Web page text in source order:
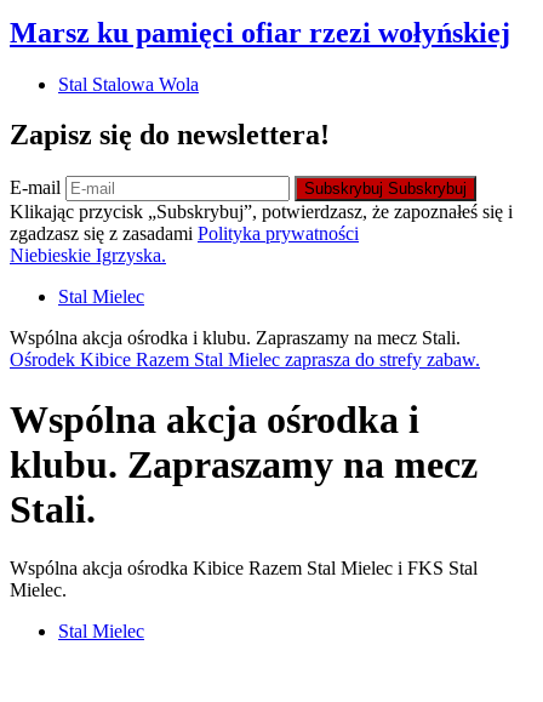
Marsz ku pamięci ofiar rzezi wołyńskiej
Stal Stalowa Wola
Zapisz się do newslettera!
E-mail Subskrybuj Subskrybuj
Klikając przycisk „Subskrybuj”, potwierdzasz, że zapoznałeś się i
zgadzasz się z zasadami Polityka prywatności
Niebieskie Igrzyska.
Stal Mielec
Wspólna akcja ośrodka i klubu. Zapraszamy na mecz Stali.
Ośrodek Kibice Razem Stal Mielec zaprasza do strefy zabaw.
Wspólna akcja ośrodka i
klubu. Zapraszamy na mecz
Stali.
Wspólna akcja ośrodka Kibice Razem Stal Mielec i FKS Stal
Mielec.
Stal Mielec